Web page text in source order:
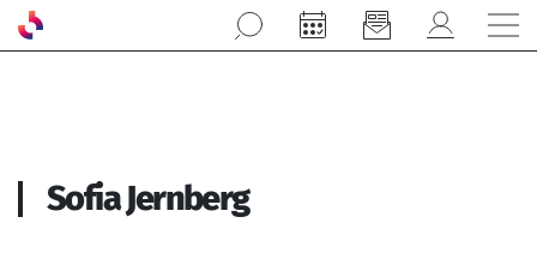
Aller au contenu principal
Sofia Jernberg